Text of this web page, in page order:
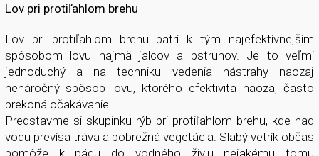
Lov pri protiľahlom brehu
Lov pri protiľahlom brehu patrí k tým najefektívnejším
spôsobom lovu najmä jalcov a pstruhov. Je to veľmi
jednoduchý a na techniku vedenia nástrahy naozaj
nenáročný spôsob lovu, ktorého efektivita naozaj často
prekoná očakávanie.
Predstavme si skupinku rýb pri protiľahlom brehu, kde nad
vodu prevísa tráva a pobrežná vegetácia. Slabý vetrík občas
pomôže k pádu do vodného živlu nejakému tomu